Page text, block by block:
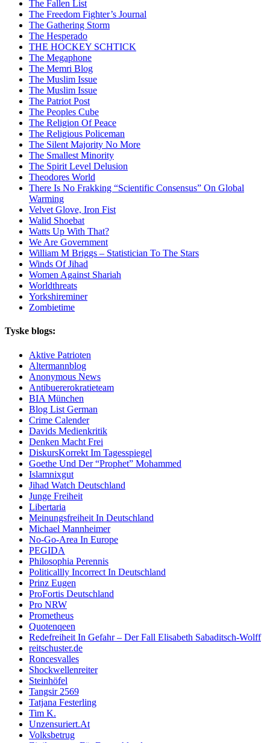
The Fallen List
The Freedom Fighter’s Journal
The Gathering Storm
The Hesperado
THE HOCKEY SCHTICK
The Megaphone
The Memri Blog
The Muslim Issue
The Muslim Issue
The Patriot Post
The Peoples Cube
The Religion Of Peace
The Religious Policeman
The Silent Majority No More
The Smallest Minority
The Spirit Level Delusion
Theodores World
There Is No Frakking “Scientific Consensus” On Global
Warming
Velvet Glove, Iron Fist
Walid Shoebat
Watts Up With That?
We Are Government
William M Briggs – Statistician To The Stars
Winds Of Jihad
Women Against Shariah
Worldthreats
Yorkshireminer
Zombietime
Tyske blogs:
Aktive Patrioten
Altermannblog
Anonymous News
Antibuererokratieteam
BIA München
Blog List German
Crime Calender
Davids Medienkritik
Denken Macht Frei
DiskursKorrekt Im Tagesspiegel
Goethe Und Der “Prophet” Mohammed
Islamnixgut
Jihad Watch Deutschland
Junge Freiheit
Libertaria
Meinungsfreiheit In Deutschland
Michael Mannheimer
No-Go-Area In Europe
PEGIDA
Philosophia Perennis
Politicallly Incorrect In Deutschland
Prinz Eugen
ProFortis Deutschland
Pro NRW
Prometheus
Quotenqeen
Redefreiheit In Gefahr – Der Fall Elisabeth Sabaditsch-Wolff
reitschuster.de
Roncesvalles
Shockwellenreiter
Steinhöfel
Tangsir 2569
Tatjana Festerling
Tim K.
Unzensuriert.At
Volksbetrug